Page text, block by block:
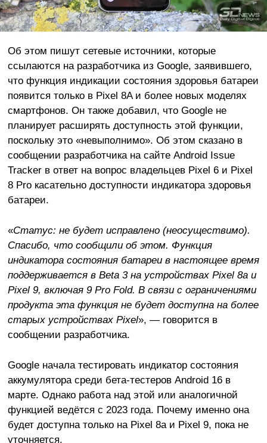
Об этом пишут сетевые источники, которые
ссылаются на разработчика из Google, заявившего,
что функция индикации состояния здоровья батареи
появится только в Pixel 8A и более новых моделях
смартфонов. Он также добавил, что Google не
планирует расширять доступность этой функции,
поскольку это «невыполнимо». Об этом сказано в
сообщении разработчика на сайте Android Issue
Tracker в ответ на вопрос владельцев Pixel 6 и Pixel
8 Pro касательно доступности индикатора здоровья
батареи.
«Статус: не будет исправлено (неосуществимо).
Спасибо, что сообщили об этом. Функция
индикатора состояния батареи в настоящее время
поддерживается в Beta 3 на устройствах Pixel 8a и
Pixel 9, включая 9 Pro Fold. В связи с ограничениями
продукта эта функция не будет доступна на более
старых устройствах Pixel», — говорится в
сообщении разработчика.
Google начала тестировать индикатор состояния
аккумулятора среди бета-тестеров Android 16 в
марте. Однако работа над этой или аналогичной
функцией ведётся с 2023 года. Почему именно она
будет доступна только на Pixel 8a и Pixel 9, пока не
уточняется.